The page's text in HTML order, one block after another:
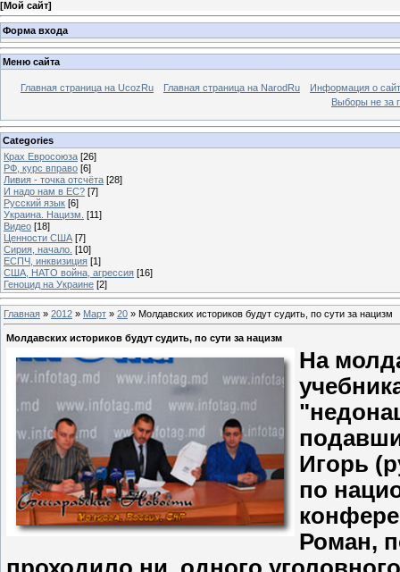
[Мой сайт]
Форма входа
Меню сайта
Главная страница на UcozRu Главная страница на NarodRu
Информация о
Выборы не за
Categories
Крах Евросоюза [26]
РФ, курс вправо [6]
Ливия - точка отсчёта [28]
И надо нам в ЕС? [7]
Русский язык [6]
Украина. Нацизм. [11]
Видео [18]
Ценности США [7]
Сирия, начало. [10]
ЕСПЧ, инквизиция [1]
США, НАТО война, агрессия [16]
Геноцид на Украине [2]
Главная » 2012 » Март » 20 » Молдавских историков будут судить, по сути за нацизм
Молдавских историков будут судить, по сути за нацизм
На
Игорь
по
Роман,